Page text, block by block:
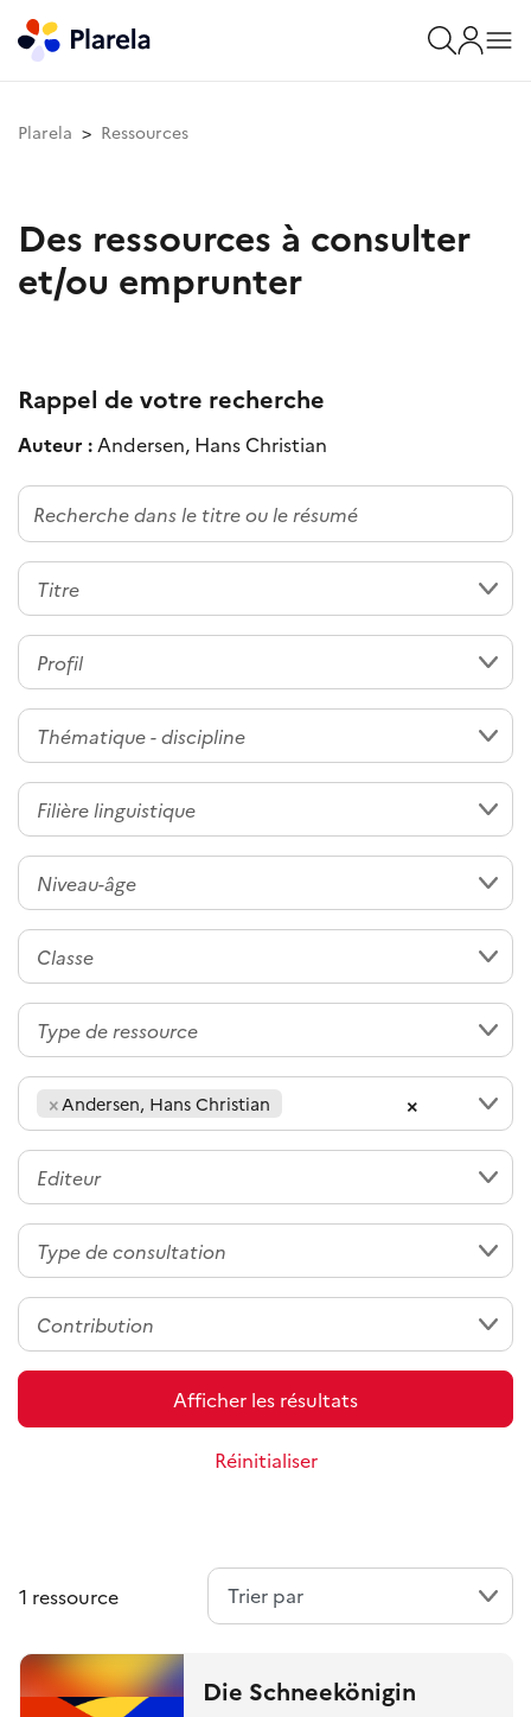
Plarela Ressources
Des ressources à consulter
et/ou emprunter
Rappel de votre recherche
Auteur : Andersen, Hans Christian
×
×Andersen, Hans Christian
Afficher les résultats
Réinitialiser
1 ressource
Die Schneekönigin